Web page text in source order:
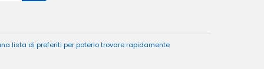
lista di preferiti per poterlo trovare rapidamente